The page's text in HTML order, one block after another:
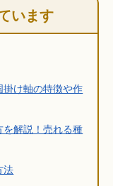
います
け軸の特徴や作
を解説！売れる種
法